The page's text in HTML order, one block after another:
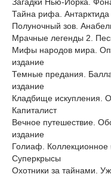
Тайна рифа. Антарктида
Полуночный зов.
Мрачные легенды 2.
Мифы народов мира.
издание
Темные предания.
издание
Кладбище искупления.
Капиталист
Вечное путешествие.
издание
Голиаф. Коллекционное
Суперкрысы
Охотники за тайнами.